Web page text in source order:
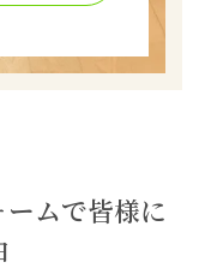
ムで皆様に